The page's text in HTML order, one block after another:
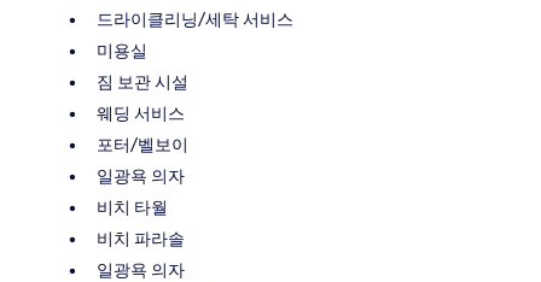
드라이클리닝/세탁 서비스
미용실
짐 보관 시설
웨딩 서비스
포터/벨보이
일광욕 의자
비치 타월
비치 파라솔
일광욕 의자